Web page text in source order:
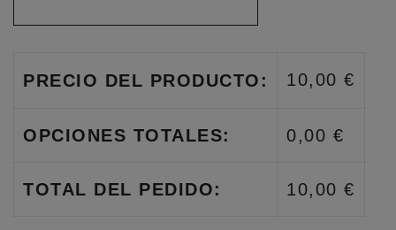
PRECIO DEL PRODUCTO: 10,00 €
OPCIONES TOTALES: 0,00 €
TOTAL DEL PEDIDO: 10,00 €